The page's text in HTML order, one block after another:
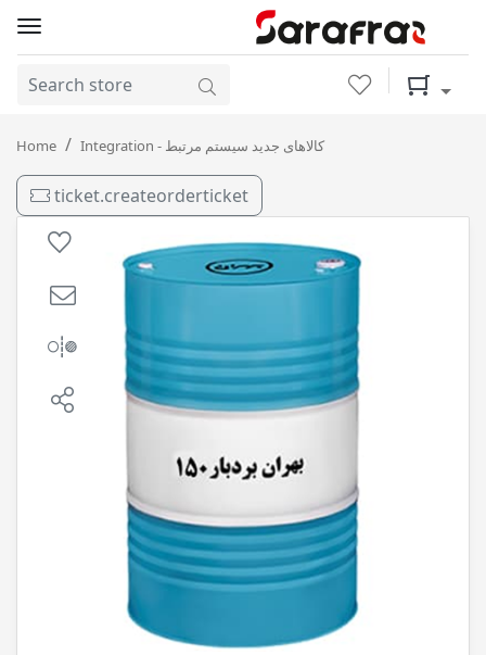
Wishlist
Home Integration - کالاهای جدید سیستم مرتبط
بردبار 150 بشکه بهران
ticket.createorderticket